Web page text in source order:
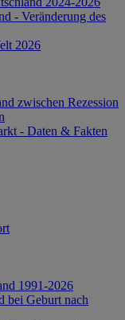
- Veränderung des
2026
zwischen Rezession
- Daten & Fakten
1991-2026
bei Geburt nach